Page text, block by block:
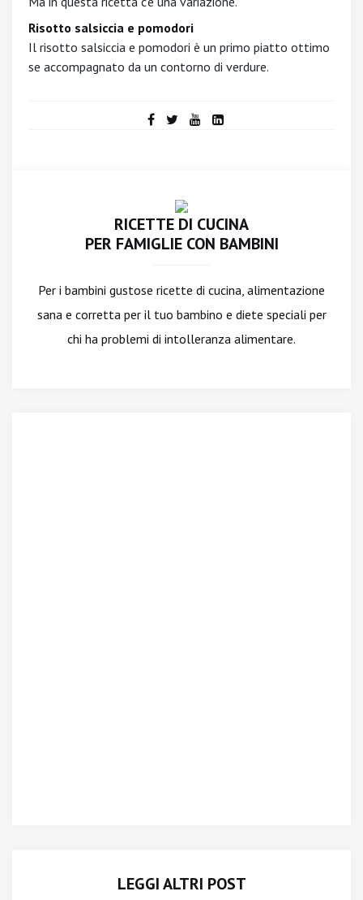
Risotto salsiccia e pomodori
Il risotto salsiccia e pomodori è un primo piatto ottimo
se accompagnato da un contorno di verdure.
RICETTE DI CUCINA
PER FAMIGLIE CON BAMBINI
Per i bambini gustose ricette di cucina, alimentazione
sana e corretta per il tuo bambino e diete speciali per
chi ha problemi di intolleranza alimentare.
LEGGI ALTRI POST